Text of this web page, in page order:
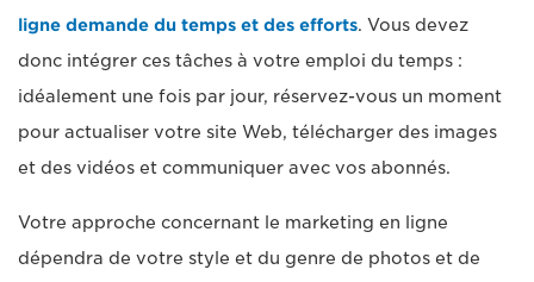
ligne demande du temps et des efforts. Vous devez
donc intégrer ces tâches à votre emploi du temps :
idéalement une fois par jour, réservez-vous un moment
pour actualiser votre site Web, télécharger des images
et des vidéos et communiquer avec vos abonnés.
Votre approche concernant le marketing en ligne
dépendra de votre style et du genre de photos et de